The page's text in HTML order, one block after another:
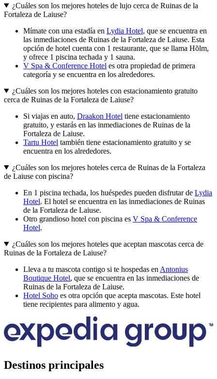
¿Cuáles son los mejores hoteles de lujo cerca de Ruinas de la
Fortaleza de Laiuse?
Mímate con una estadía en Lydia Hotel, que se encuentra en
las inmediaciones de Ruinas de la Fortaleza de Laiuse. Esta
opción de hotel cuenta con 1 restaurante, que se llama Hõlm,
y ofrece 1 piscina techada y 1 sauna.
V Spa & Conference Hotel es otra propiedad de primera
categoría y se encuentra en los alrededores.
¿Cuáles son los mejores hoteles con estacionamiento gratuito
cerca de Ruinas de la Fortaleza de Laiuse?
Si viajas en auto, Draakon Hotel tiene estacionamiento
gratuito, y estarás en las inmediaciones de Ruinas de la
Fortaleza de Laiuse.
Tartu Hotel también tiene estacionamiento gratuito y se
encuentra en los alrededores.
¿Cuáles son los mejores hoteles cerca de Ruinas de la Fortaleza
de Laiuse con piscina?
En 1 piscina techada, los huéspedes pueden disfrutar de Lydia
Hotel. El hotel se encuentra en las inmediaciones de Ruinas
de la Fortaleza de Laiuse.
Otro grandioso hotel con piscina es V Spa & Conference
Hotel.
¿Cuáles son los mejores hoteles que aceptan mascotas cerca de
Ruinas de la Fortaleza de Laiuse?
Lleva a tu mascota contigo si te hospedas en Antonius
Boutique Hotel, que se encuentra en las inmediaciones de
Ruinas de la Fortaleza de Laiuse.
Hotel Soho es otra opción que acepta mascotas. Este hotel
tiene recipientes para alimento y agua.
Destinos principales